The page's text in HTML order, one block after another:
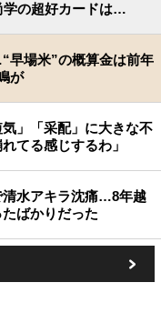
学の超好カードは…
早場米”の概算金は前年
が
」「采配」に大きな不
てる感じするわ」
清水アキラ沈痛…8年越
ばかりだった